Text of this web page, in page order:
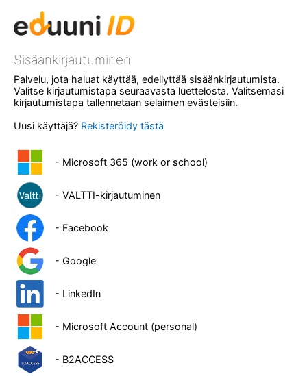
Sisäänkirjautuminen
Palvelu, jota haluat käyttää, edellyttää sisäänkirjautumista.
Valitse kirjautumistapa seuraavasta luettelosta. Valitsemasi
kirjautumistapa tallennetaan selaimen evästeisiin.
Uusi käyttäjä? Rekisteröidy tästä
- Microsoft 365 (work or school)
- VALTTI-kirjautuminen
- Facebook
- Google
- LinkedIn
- Microsoft Account (personal)
- B2ACCESS